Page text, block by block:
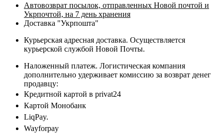
Автовозврат посылок, отправленных Новой почтой и
Укрпочтой, на 7 день хранения
Доставка "Укрпошта"
Курьерская адресная доставка. Осуществляется
курьерской службой Новой Почты.
Наложенный платеж. Логистическая компания
дополнительно удерживает комиссию за возврат денег
продавцу:
Кредитной картой в privat24
Картой Монобанк
LiqPay.
Wayforpay